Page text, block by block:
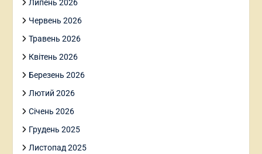
Липень 2026
Червень 2026
Травень 2026
Квітень 2026
Березень 2026
Лютий 2026
Січень 2026
Грудень 2025
Листопад 2025